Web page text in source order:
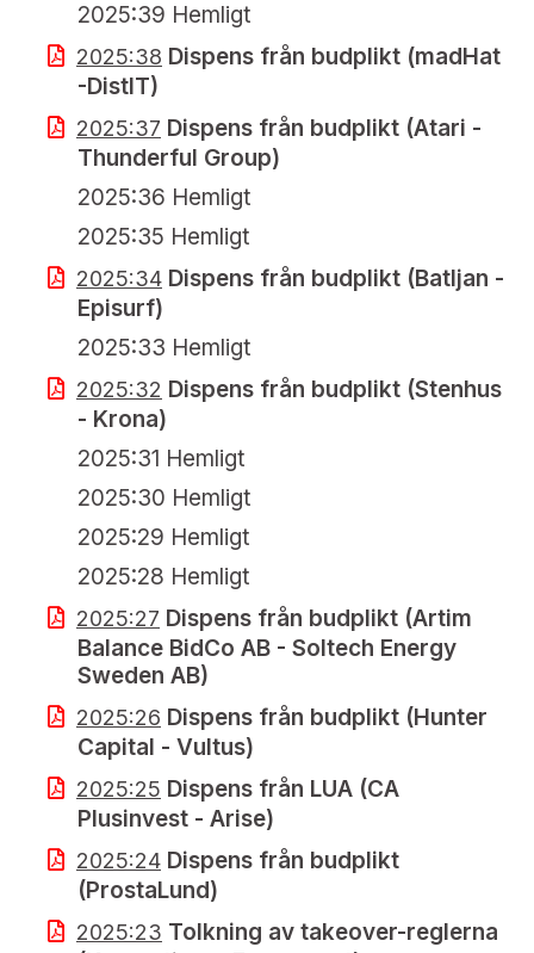
2025:39 Hemligt
2025:38 Dispens från budplikt (madHat
-DistIT)
2025:37 Dispens från budplikt (Atari -
Thunderful Group)
2025:36 Hemligt
2025:35 Hemligt
2025:34 Dispens från budplikt (Batljan -
Episurf)
2025:33 Hemligt
2025:32 Dispens från budplikt (Stenhus
- Krona)
2025:31 Hemligt
2025:30 Hemligt
2025:29 Hemligt
2025:28 Hemligt
2025:27 Dispens från budplikt (Artim
Balance BidCo AB - Soltech Energy
Sweden AB)
2025:26 Dispens från budplikt (Hunter
Capital - Vultus)
2025:25 Dispens från LUA (CA
Plusinvest - Arise)
2025:24 Dispens från budplikt
(ProstaLund)
2025:23 Tolkning av takeover-reglerna